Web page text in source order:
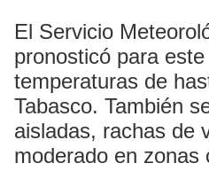
El Servicio
pronosticó para
temperaturas de
Tabasco. También
aisladas, rachas de
moderado en zonas